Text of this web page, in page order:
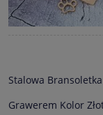
Stalowa
Grawerem Kolor